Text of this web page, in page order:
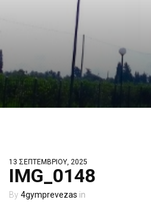
13 ΣΕΠΤΕΜΒΡΊΟΥ, 2025
IMG_0148
4gymprevezas